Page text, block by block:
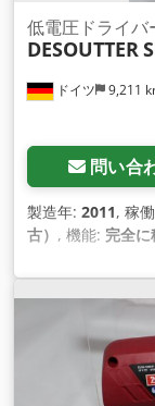
ドイツ 9,211
低電圧ドライバ
DESOUTTER
問い合
製造年: 2011, 稼
古） , 機能: 完全
, テ
ントリから:
NE 電源オフ 圧力
min-1 トルク範
Hofx Agxef 長さ:
生産およびメン
応じて提供されま